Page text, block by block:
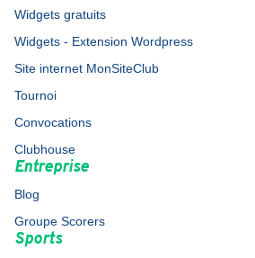
Widgets gratuits
Widgets - Extension Wordpress
Site internet MonSiteClub
Tournoi
Convocations
Clubhouse
Entreprise
Blog
Groupe Scorers
Sports